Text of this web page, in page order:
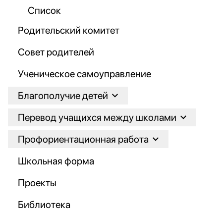
Список
Родительский комитет
Совет родителей
Ученическое самоуправление
Благополучие детей
Перевод учащихся между школами
Профориентационная работа
Школьная форма
Проекты
Библиотека